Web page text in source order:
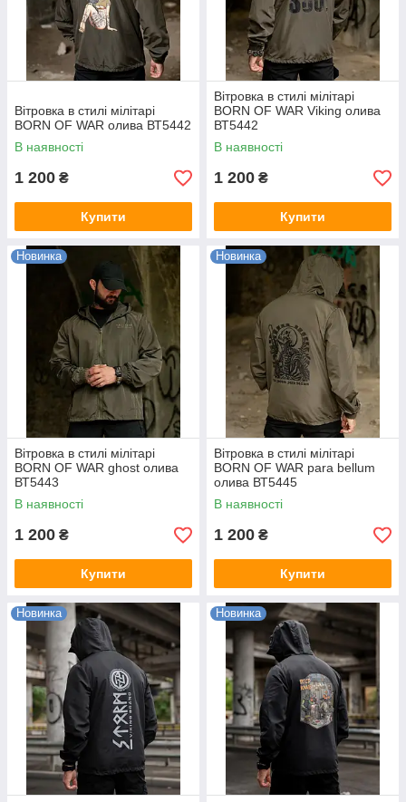
Вітровка в стилі мілітарі
BORN OF WAR олива ВТ5442
В наявності
1 200 ₴
Купити
Вітровка в стилі мілітарі
BORN OF WAR Viking олива
ВТ5442
В наявності
1 200 ₴
Купити
Новинка
Вітровка в стилі мілітарі
BORN OF WAR ghost олива
ВТ5443
В наявності
1 200 ₴
Купити
Новинка
Вітровка в стилі мілітарі
BORN OF WAR para bellum
олива ВТ5445
В наявності
1 200 ₴
Купити
Новинка Новинка